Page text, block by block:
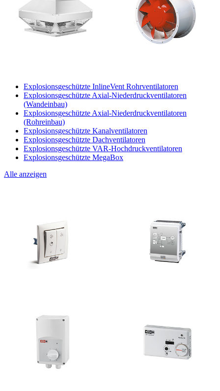
Explosionsgeschützte InlineVent Rohrventilatoren
Explosionsgeschützte Axial-Niederdruckventilatoren
(Wandeinbau)
Explosionsgeschützte Axial-Niederdruckventilatoren
(Rohreinbau)
Explosionsgeschützte Kanalventilatoren
Explosionsgeschützte Dachventilatoren
Explosionsgeschützte VAR-Hochdruckventilatoren
Explosionsgeschützte MegaBox
Alle anzeigen